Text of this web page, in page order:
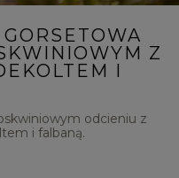
Z
I
odcieniu z
i falbaną.